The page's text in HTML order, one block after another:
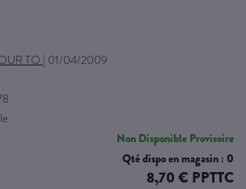
TO | 01/04/2009
Non Disponible Provisoire
Qté dispo en magasin : 0
8,70 € PPTTC